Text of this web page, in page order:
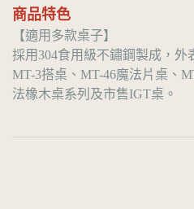
商品特色
【適用多款桌子】
採用304食用級不鏽鋼製成，
MT-3搭桌、MT-46魔法片桌、
法橡木桌系列及市售IGT桌。